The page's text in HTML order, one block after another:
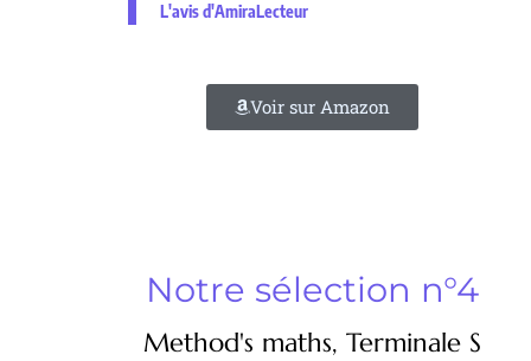
L'avis d'AmiraLecteur
Voir sur Amazon
Notre sélection n°4
Method's maths, Terminale S